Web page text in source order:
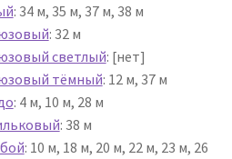
: 34 м, 35 м, 37 м, 38 м
: 32 м
светлый: [нет]
тёмный: 12 м, 37 м
: 4 м, 10 м, 28 м
: 38 м
: 10 м, 18 м, 20 м, 22 м, 23 м, 26